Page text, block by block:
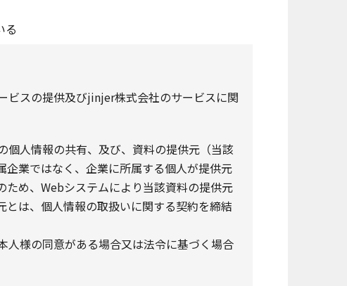
る
ビスの提供及びjinjer株式会社のサービスに関
個人情報の共有、及び、資料の提供元（当該
業ではなく、企業に所属する個人が提供元
め、Webシステムにより当該資料の提供元
は、個人情報の取扱いに関する契約を締結
人様の同意がある場合又は法令に基づく場合